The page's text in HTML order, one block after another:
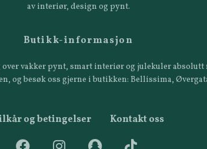
av interiør, design og pynt.
Butikk-informasjon
vakker pynt, smart interiør og julekuler
og besøk oss gjerne i butikken: Bellissima,
og betingelser Kontakt oss